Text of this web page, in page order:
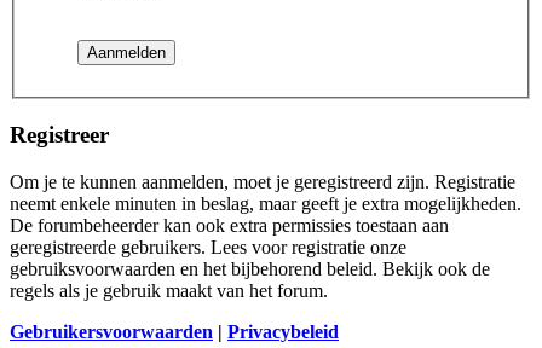
Registreer
Om je te kunnen aanmelden, moet je geregistreerd zijn. Registratie
neemt enkele minuten in beslag, maar geeft je extra mogelijkheden.
De forumbeheerder kan ook extra permissies toestaan aan
geregistreerde gebruikers. Lees voor registratie onze
gebruiksvoorwaarden en het bijbehorend beleid. Bekijk ook de
regels als je gebruik maakt van het forum.
Gebruikersvoorwaarden | Privacybeleid